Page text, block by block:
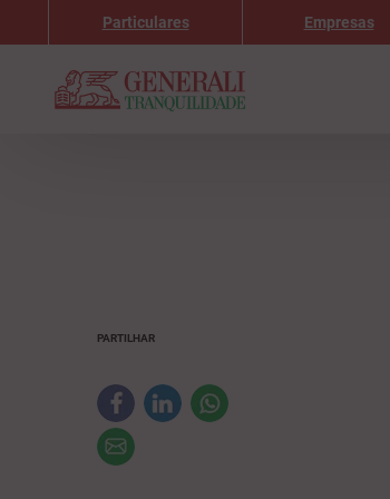
Particulares Empresas
PARTILHAR